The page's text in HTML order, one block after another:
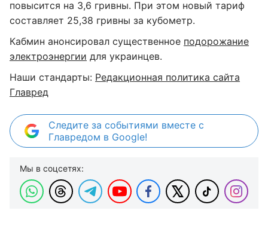
повысится на 3,6 гривны. При этом новый тариф
составляет 25,38 гривны за кубометр.
Кабмин анонсировал существенное подорожание
электроэнергии для украинцев.
Наши стандарты: Редакционная политика сайта
Главред
Следите за событиями вместе с
Главредом в Google!
Мы в соцсетях: